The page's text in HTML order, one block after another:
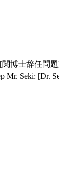
関博士辞任問
Mr. Seki: [Dr.